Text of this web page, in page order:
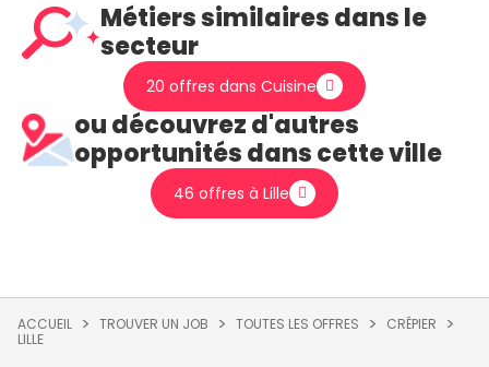
Métiers similaires dans le
secteur
20 offres dans Cuisine
ou découvrez d'autres
opportunités dans cette ville
46 offres à Lille
ACCUEIL TROUVER UN JOB TOUTES LES OFFRES
CRÊPIER
LILLE